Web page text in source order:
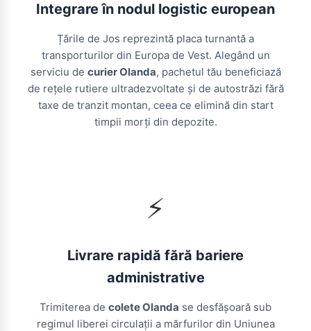
Integrare în nodul logistic european
Țările de Jos reprezintă placa turnantă a
transporturilor din Europa de Vest. Alegând un
serviciu de curier Olanda, pachetul tău beneficiază
de rețele rutiere ultradezvoltate și de autostrăzi fără
taxe de tranzit montan, ceea ce elimină din start
timpii morți din depozite.
⚡
Livrare rapidă fără bariere
administrative
Trimiterea de colete Olanda se desfășoară sub
regimul liberei circulații a mărfurilor din Uniunea